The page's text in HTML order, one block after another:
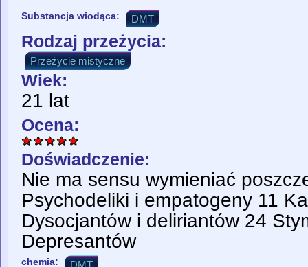
Substancja wiodąca: DMT
Rodzaj przeżycia:
Przeżycie mistyczne
Wiek:
21 lat
Ocena:
Doświadczenie:
Nie ma sensu wymieniać
Psychodeliki i empatogeny 11
Dysocjantów i deliriantów 24
Depresantów
chemia: DMT